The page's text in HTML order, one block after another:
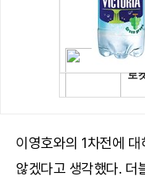
이영호와의 1차전에
않겠다고 생각했다. 더